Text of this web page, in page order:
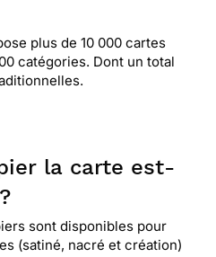
plus de 10 000 cartes
catégories. Dont un total
la carte est-
sont disponibles pour
(satiné, nacré et création)